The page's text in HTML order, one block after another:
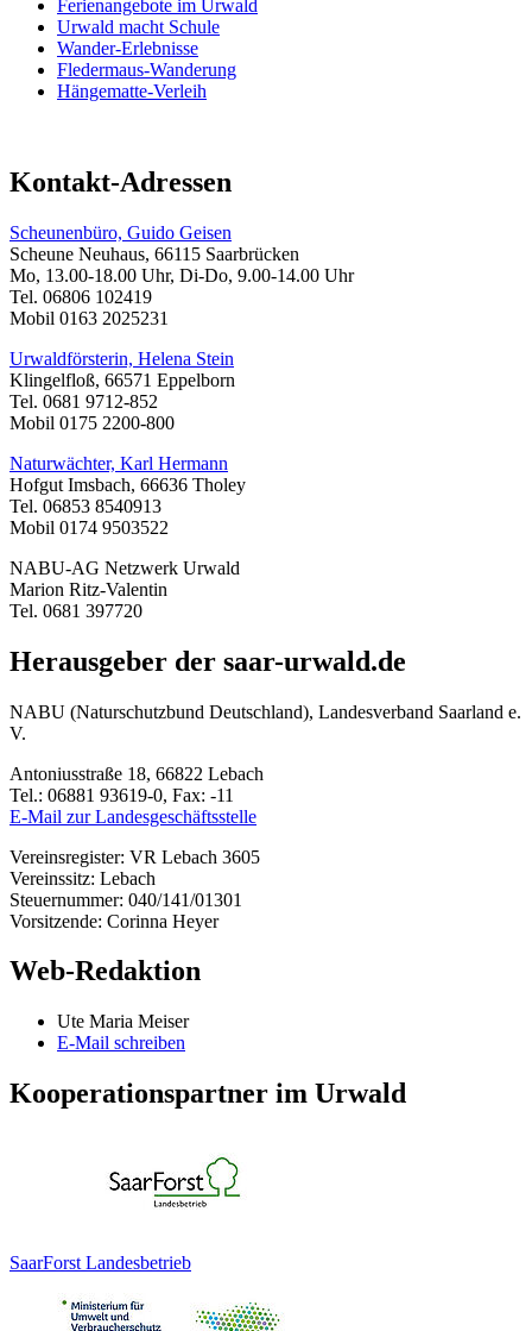
Ferienangebote im Urwald
Urwald macht Schule
Wander-Erlebnisse
Fledermaus-Wanderung
Hängematte-Verleih
Kontakt-Adressen
Scheunenbüro, Guido Geisen
Scheune Neuhaus, 66115 Saarbrücken
Mo, 13.00-18.00 Uhr, Di-Do, 9.00-14.00 Uhr
Tel. 06806 102419
Mobil 0163 2025231
Urwaldförsterin, Helena Stein
Klingelfloß, 66571 Eppelborn
Tel. 0681 9712-852
Mobil 0175 2200-800
Naturwächter, Karl Hermann
Hofgut Imsbach, 66636 Tholey
Tel. 06853 8540913
Mobil 0174 9503522
NABU-AG Netzwerk Urwald
Marion Ritz-Valentin
Tel. 0681 397720
Herausgeber der saar-urwald.de
NABU (Naturschutzbund Deutschland), Landesverband Saarland e.
V.
Antoniusstraße 18, 66822 Lebach
Tel.: 06881 93619-0, Fax: -11
E-Mail zur Landesgeschäftsstelle
Vereinsregister: VR Lebach 3605
Vereinssitz: Lebach
Steuernummer: 040/141/01301
Vorsitzende: Corinna Heyer
Web-Redaktion
Ute Maria Meiser
E-Mail schreiben
Kooperationspartner im Urwald
SaarForst Landesbetrieb